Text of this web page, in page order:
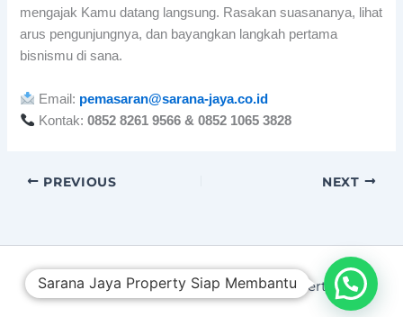
mengajak Kamu datang langsung. Rasakan suasananya, lihat
arus pengunjungnya, dan bayangkan langkah pertama
bisnismu di sana.
Email: pemasaran@sarana-jaya.co.id
Kontak:0852 8261 9566 & 0852 1065 3828
PREVIOUS NEXT
Copyright © 2026 Sarana Jaya Property
Sarana Jaya Property Siap Membantu